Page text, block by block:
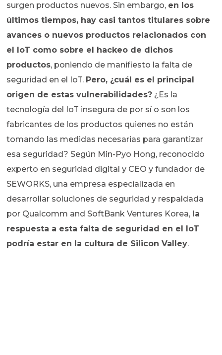
surgen productos nuevos. Sin embargo, en los
últimos tiempos, hay casi tantos titulares sobre
avances o nuevos productos relacionados con
el IoT como sobre el hackeo de dichos
productos, poniendo de manifiesto la falta de
seguridad en el IoT. Pero, ¿cuál es el principal
origen de estas vulnerabilidades? ¿Es la
tecnología del IoT insegura de por sí o son los
fabricantes de los productos quienes no están
tomando las medidas necesarias para garantizar
esa seguridad? Según Min-Pyo Hong, reconocido
experto en seguridad digital y CEO y fundador de
SEWORKS, una empresa especializada en
desarrollar soluciones de seguridad y respaldada
por Qualcomm and SoftBank Ventures Korea, la
respuesta a esta falta de seguridad en el IoT
podría estar en la cultura de Silicon Valley.